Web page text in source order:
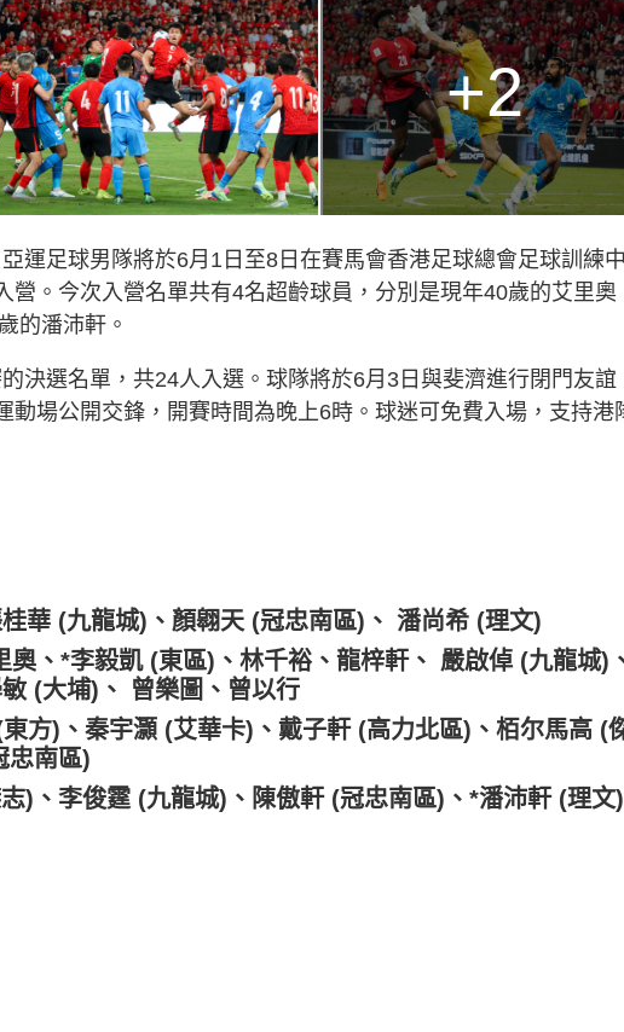
+2
運足球男隊將於6月1日至8日在賽馬會香港足球總會足球訓練
。今次入營名單共有4名超齡球員，分別是現年40歲的艾里奧
的潘沛軒。
決選名單，共24人入選。球隊將於6月3日與斐濟進行閉門友誼
動場公開交鋒，開賽時間為晚上6時。球迷可免費入場，支持港
華 (九龍城)、顏翱天 (冠忠南區)、 潘尚希 (理文)
、*李毅凱 (東區)、林千裕、龍梓軒、 嚴啟倬 (九龍城)
(大埔)、 曾樂圖、曾以行
方)、秦宇灝 (艾華卡)、戴子軒 (高力北區)、栢尔馬高 (
忠南區)
)、李俊霆 (九龍城)、陳傲軒 (冠忠南區)、*潘沛軒 (理文)